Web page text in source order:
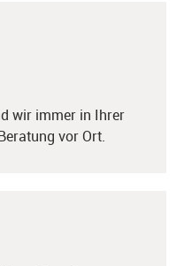
wir immer in Ihrer
vor Ort.